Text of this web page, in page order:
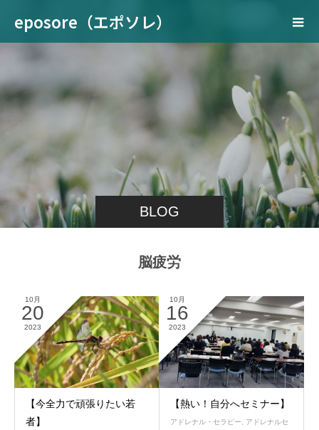
eposore（エポソレ）
BLOG
脳疲労
10月
20
2023
【今全力で頑張りたい若
者】
10月
16
2023
【熱い！自分へセミナー】
アドレナル・セラピー, アドレナルセ